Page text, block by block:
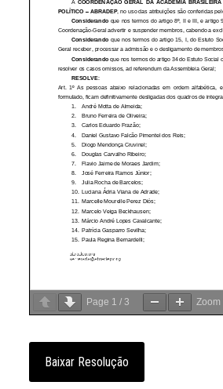
Page 1 / 3 Zoom
Baixar Resolução